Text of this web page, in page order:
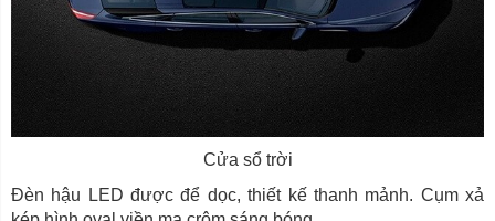
Cửa sổ trời
Đèn hậu LED được để dọc, thiết kế thanh mảnh. Cụm xả